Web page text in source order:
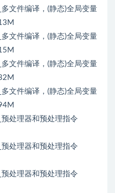
文件编译，(静态)全局变量
文件编译，(静态)全局变量
文件编译，(静态)全局变量
文件编译，(静态)全局变量
处理器和预处理指令
处理器和预处理指令
处理器和预处理指令